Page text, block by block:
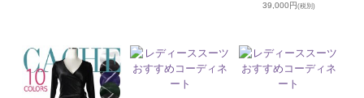
39,000円 (税別)